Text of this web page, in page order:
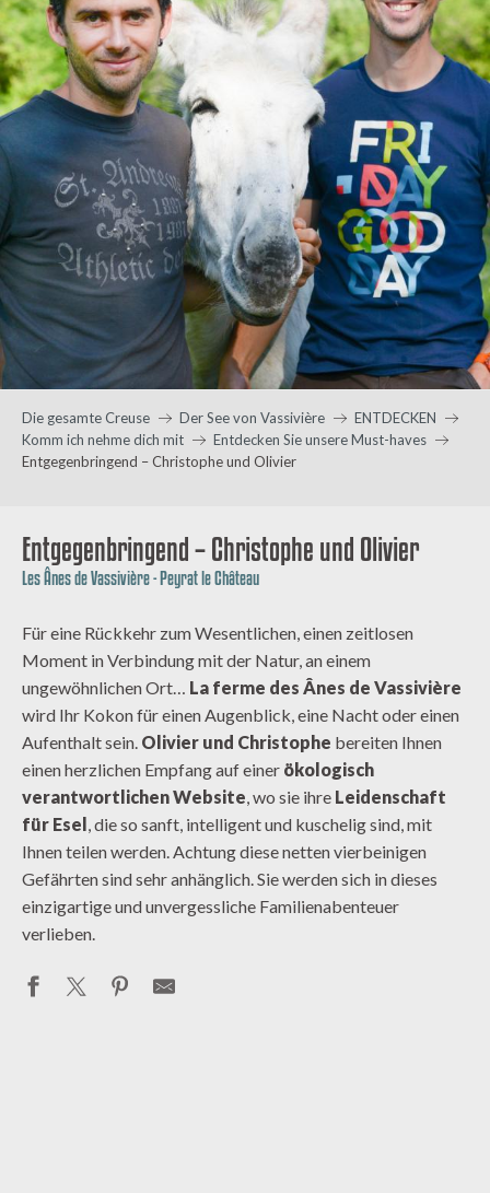
Die gesamte Creuse Der See von Vassivière
ENTDECKEN
Komm ich nehme dich mit
Entdecken Sie unsere Must-haves
Entgegenbringend – Christophe und Olivier
Entgegenbringend – Christophe und Olivier
Les Ânes de Vassivière - Peyrat le Château
Für eine Rückkehr zum Wesentlichen, einen zeitlosen
Moment in Verbindung mit der Natur, an einem
ungewöhnlichen Ort… La ferme des Ânes de Vassivière
wird Ihr Kokon für einen Augenblick, eine Nacht oder einen
Aufenthalt sein. Olivier und Christophe bereiten Ihnen
einen herzlichen Empfang auf einer ökologisch
verantwortlichen Website, wo sie ihre Leidenschaft
für Esel, die so sanft, intelligent und kuschelig sind, mit
Ihnen teilen werden. Achtung diese netten vierbeinigen
Gefährten sind sehr anhänglich. Sie werden sich in dieses
einzigartige und unvergessliche Familienabenteuer
verlieben.